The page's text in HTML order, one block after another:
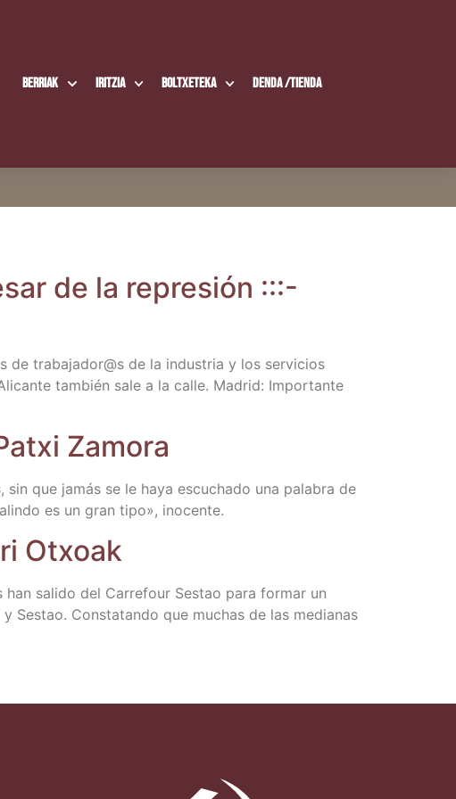
Berriak Iritzia Boltxe­te­ka Den­da /​Tien­da
de la repre­sión :::-
de trabajador@s de la indus­tria y los ser­vi­cios
tam­bién sale a la calle. Madrid: Impor­tan­te
Zamora
que jamás se le haya escu­cha­do una pala­bra de
es un gran tipo», inocente.
Otxoak
han sali­do del Carre­four Ses­tao para for­mar un
Ses­tao. Cons­ta­tan­do que muchas de las media­nas